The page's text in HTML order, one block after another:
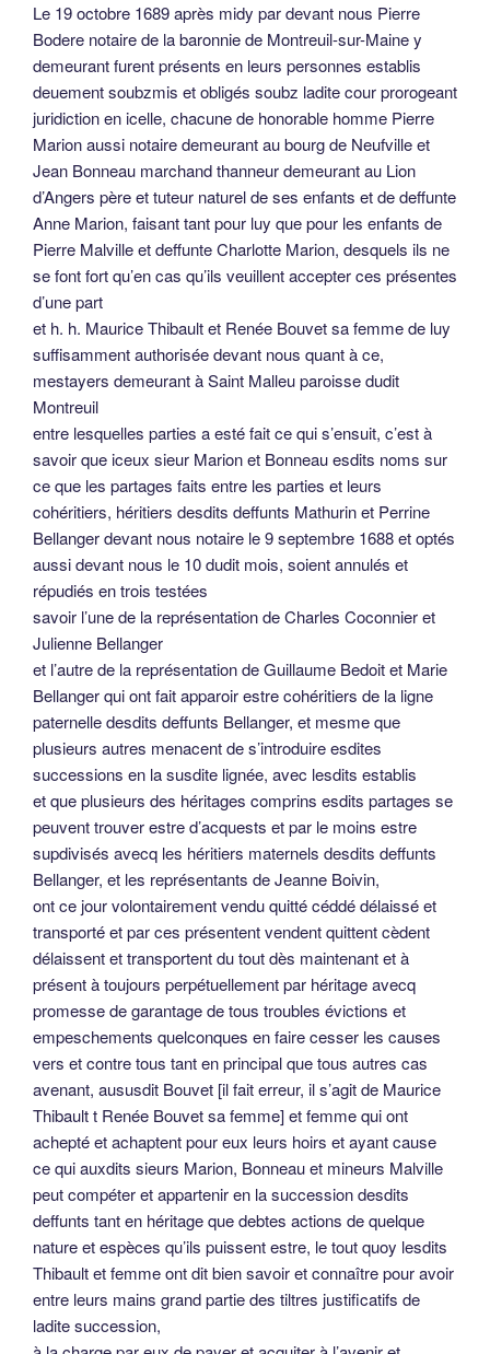
Le 19 octobre 1689 après midy par devant nous Pierre
Bodere notaire de la baronnie de Montreuil-sur-Maine y
demeurant furent présents en leurs personnes establis
deuement soubzmis et obligés soubz ladite cour prorogeant
juridiction en icelle, chacune de honorable homme Pierre
Marion aussi notaire demeurant au bourg de Neufville et
Jean Bonneau marchand thanneur demeurant au Lion
d’Angers père et tuteur naturel de ses enfants et de deffunte
Anne Marion, faisant tant pour luy que pour les enfants de
Pierre Malville et deffunte Charlotte Marion, desquels ils ne
se font fort qu’en cas qu’ils veuillent accepter ces présentes
d’une part
et h. h. Maurice Thibault et Renée Bouvet sa femme de luy
suffisamment authorisée devant nous quant à ce,
mestayers demeurant à Saint Malleu paroisse dudit
Montreuil
entre lesquelles parties a esté fait ce qui s’ensuit, c’est à
savoir que iceux sieur Marion et Bonneau esdits noms sur
ce que les partages faits entre les parties et leurs
cohéritiers, héritiers desdits deffunts Mathurin et Perrine
Bellanger devant nous notaire le 9 septembre 1688 et optés
aussi devant nous le 10 dudit mois, soient annulés et
répudiés en trois testées
savoir l’une de la représentation de Charles Coconnier et
Julienne Bellanger
et l’autre de la représentation de Guillaume Bedoit et Marie
Bellanger qui ont fait apparoir estre cohéritiers de la ligne
paternelle desdits deffunts Bellanger, et mesme que
plusieurs autres menacent de s’introduire esdites
successions en la susdite lignée, avec lesdits establis
et que plusieurs des héritages comprins esdits partages se
peuvent trouver estre d’acquests et par le moins estre
supdivisés avecq les héritiers maternels desdits deffunts
Bellanger, et les représentants de Jeanne Boivin,
ont ce jour volontairement vendu quitté céddé délaissé et
transporté et par ces présentent vendent quittent cèdent
délaissent et transportent du tout dès maintenant et à
présent à toujours perpétuellement par héritage avecq
promesse de garantage de tous troubles évictions et
empeschements quelconques en faire cesser les causes
vers et contre tous tant en principal que tous autres cas
avenant, aususdit Bouvet [il fait erreur, il s’agit de Maurice
Thibault t Renée Bouvet sa femme] et femme qui ont
achepté et achaptent pour eux leurs hoirs et ayant cause
ce qui auxdits sieurs Marion, Bonneau et mineurs Malville
peut compéter et appartenir en la succession desdits
deffunts tant en héritage que debtes actions de quelque
nature et espèces qu’ils puissent estre, le tout quoy lesdits
Thibault et femme ont dit bien savoir et connaître pour avoir
entre leurs mains grand partie des tiltres justificatifs de
ladite succession,